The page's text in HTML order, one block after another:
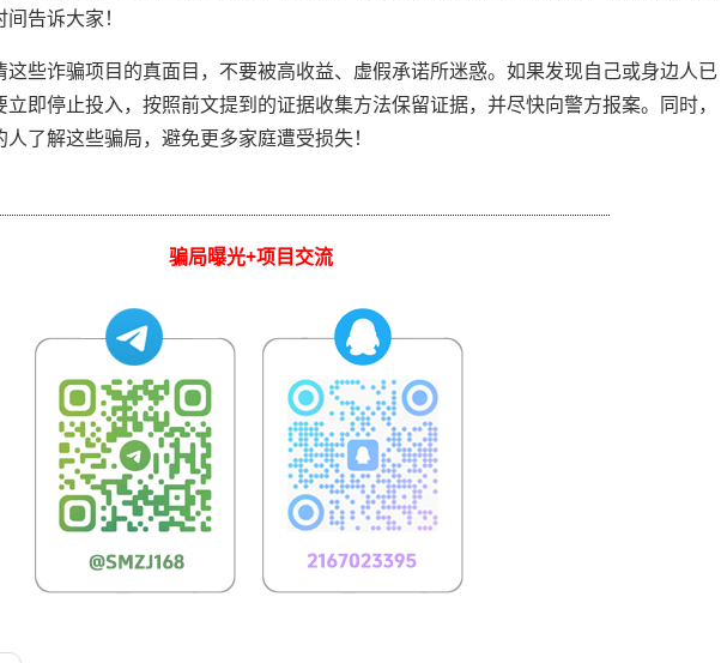
告诉大家！
些诈骗项目的真面目，不要被高收益、虚假承诺所迷惑。如果发现自己或身边人已
即停止投入，按照前文提到的证据收集方法保留证据，并尽快向警方报案。同时，
了解这些骗局，避免更多家庭遭受损失！
骗局曝光+项目交流